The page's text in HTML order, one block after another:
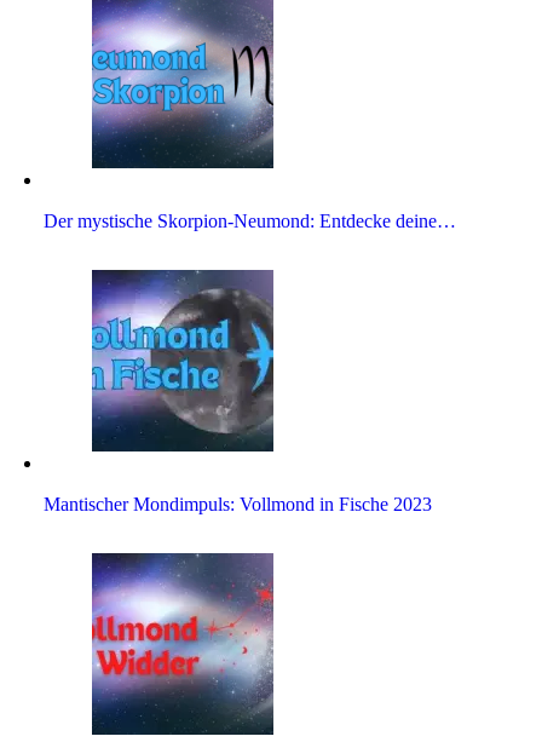
Der mysti­sche Skor­pion-Neu­mond: Ent­decke deine…
Man­ti­scher Mond­im­puls: Voll­mond in Fische 2023